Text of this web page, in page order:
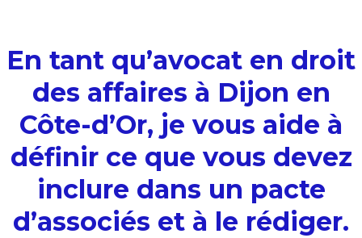
En tant qu’avocat en droit
des affaires à Dijon en
Côte-d’Or, je vous aide à
définir ce que vous devez
inclure dans un pacte
d’associés et à le rédiger.